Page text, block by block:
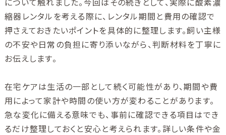
縮器レンタルを考える際に、レンタル期間と費用の確認で
押さえておきたいポイントを具体的に整理します。飼い主様
の不安や日常の負担に寄り添いながら、判断材料を丁寧に
お伝えします。
在宅ケアは生活の一部として続く可能性があり、期間や費
用によって家計や時間の使い方が変わることがあります。
急な変化に備える意味でも、事前に確認できる項目はでき
るだけ整理しておくと安心と考えられます。詳しい条件や金